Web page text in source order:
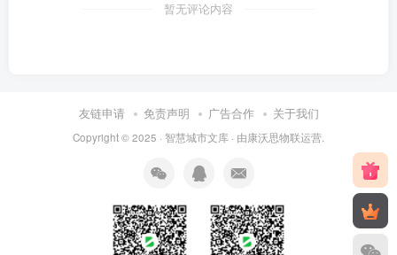
暂无评论内容
友链申请 免责声明 广告合作 关于我们
Copyright © 2025 · 智慧城市文库 · 由康沃思物联运营.